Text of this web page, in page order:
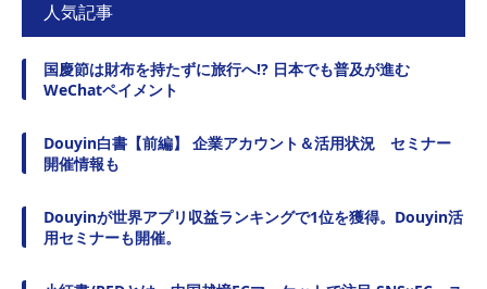
人気記事
国慶節は財布を持たずに旅行へ!? 日本でも普及が進む
WeChatペイメント
Douyin白書【前編】 企業アカウント＆活用状況 セミナー
開催情報も
Douyinが世界アプリ収益ランキングで1位を獲得。Douyin活
用セミナーも開催。